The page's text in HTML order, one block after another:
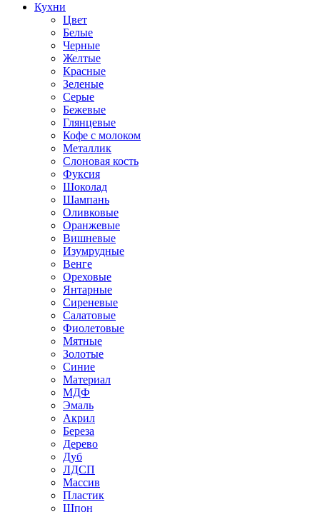
Кухни
Цвет
Белые
Черные
Желтые
Красные
Зеленые
Серые
Бежевые
Глянцевые
Кофе с молоком
Металлик
Слоновая кость
Фуксия
Шоколад
Шампань
Оливковые
Оранжевые
Вишневые
Изумрудные
Венге
Ореховые
Янтарные
Сиреневые
Салатовые
Фиолетовые
Мятные
Золотые
Синие
Материал
МДФ
Эмаль
Акрил
Береза
Дерево
Дуб
ЛДСП
Массив
Пластик
Шпон